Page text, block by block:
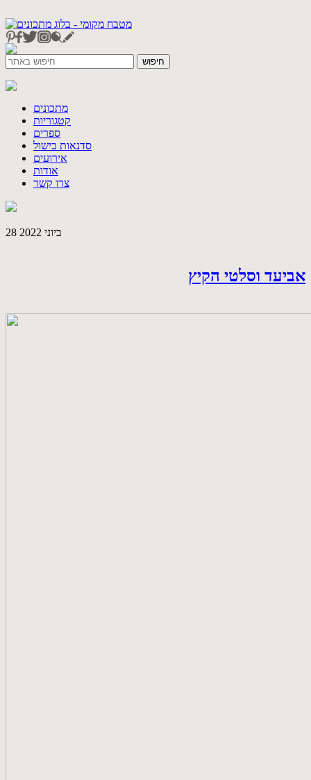
מתכונים
קטגוריות
ספרים
סדנאות בישול
אירועים
אודות
צרו קשר
28 ביוני 2022
אביעד וסלטי הקיץ